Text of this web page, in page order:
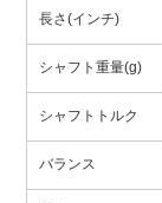
長さ(インチ)
シャフト重量(g)
シャフトトルク
バランス